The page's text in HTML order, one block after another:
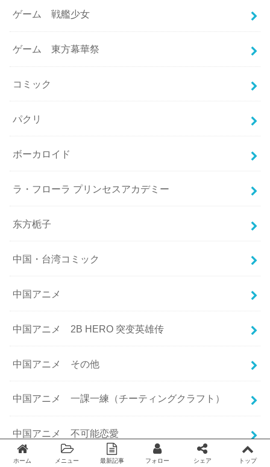
ゲーム 戦艦少女
ゲーム 東方幕華祭
コミック
パクリ
ボーカロイド
ラ・フローラ プリンセスアカデミー
东方栀子
中国・台湾コミック
中国アニメ
中国アニメ 2B HERO 突变英雄传
中国アニメ その他
中国アニメ 一課一練（チーティングクラフト）
中国アニメ 不可能恋愛
ホーム メニュー 最新記事 フォロー シェア トップ
Twitter facebook